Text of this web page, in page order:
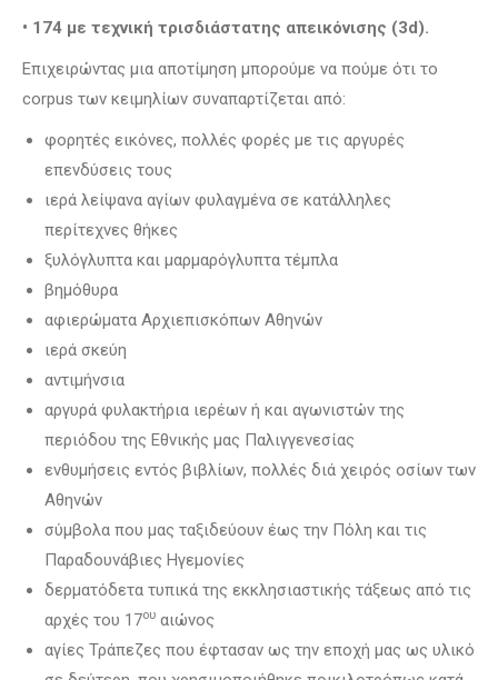
• 174 με τεχνική τρισδιάστατης απεικόνισης (3d).
Επιχειρώντας μια αποτίμηση μπορούμε να πούμε ότι το
corpus των κειμηλίων συναπαρτίζεται από:
φορητές εικόνες, πολλές φορές με τις αργυρές
επενδύσεις τους
ιερά λείψανα αγίων φυλαγμένα σε κατάλληλες
περίτεχνες θήκες
ξυλόγλυπτα και μαρμαρόγλυπτα τέμπλα
βημόθυρα
αφιερώματα Αρχιεπισκόπων Αθηνών
ιερά σκεύη
αντιμήνσια
αργυρά φυλακτήρια ιερέων ή και αγωνιστών της
περιόδου της Εθνικής μας Παλιγγενεσίας
ενθυμήσεις εντός βιβλίων, πολλές διά χειρός οσίων των
Αθηνών
σύμβολα που μας ταξιδεύουν έως την Πόλη και τις
Παραδουνάβιες Ηγεμονίες
δερματόδετα τυπικά της εκκλησιαστικής τάξεως από τις
αρχές του 17ου αιώνος
αγίες Τράπεζες που έφτασαν ως την εποχή μας ως υλικό